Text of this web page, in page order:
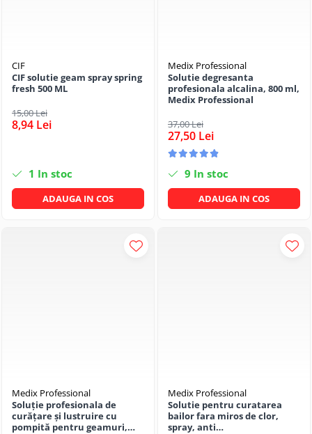
CIF
CIF solutie geam spray spring
fresh 500 ML
15,00 Lei
8,94 Lei
1 In stoc
ADAUGA IN COS
Medix Professional
Solutie degresanta
profesionala alcalina, 800 ml,
Medix Professional
37,00 Lei
27,50 Lei
9 In stoc
ADAUGA IN COS
Medix Professional
Soluție profesionala de
curățare și lustruire cu
pompită pentru geamuri,
Medix Professional
Solutie pentru curatarea
bailor fara miros de clor,
spray, anti